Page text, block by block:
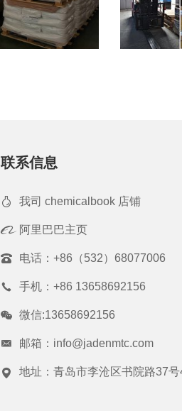
联系信息
我司 chemicalbook 店铺
阿里巴巴主页
电话： +86（532）68077006
手机： +86 13658692156
微信:13658692156
邮箱： info@jadenmtc.com
地址：青岛市李沧区书院路37